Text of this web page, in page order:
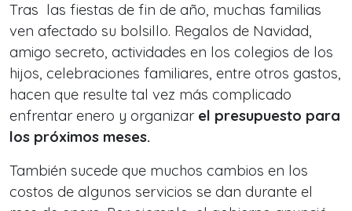
Tras las fiestas de fin de año, muchas familias
ven afectado su bolsillo. Regalos de Navidad,
amigo secreto, actividades en los colegios de los
hijos, celebraciones familiares, entre otros gastos,
hacen que resulte tal vez más complicado
enfrentar enero y organizar el presupuesto para
los próximos meses.
También sucede que muchos cambios en los
costos de algunos servicios se dan durante el